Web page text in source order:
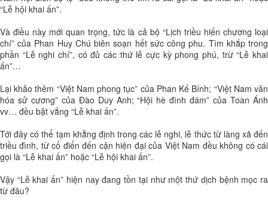
“Lễ hội khai ấn”.
Và điều này mới quan trọng, tức là cả bộ “Lịch triều hiến chương loại
chí” của Phan Huy Chú biên soạn hết sức công phu. Tìm khắp trong
phần “Lễ nghi chí”, có đủ các thứ lễ cực kỳ phong phú, trừ “Lễ khai
ấn”…
Lại khảo thêm “Việt Nam phong tục” của Phan Kế Bính; “Việt Nam văn
hóa sử cương” của Đào Duy Anh; “Hội hè đình đám” của Toan Ánh
vv… đều bặt vắng “Lễ khai ấn”.
Tới đây có thể tạm khẳng định trong các lễ nghi, lễ thức từ làng xã đến
triều đình, từ cổ điển đến cận hiện đại của Việt Nam đều không có cái
gọi là “Lễ khai ấn” hoặc “Lễ hội khai ấn”.
Vậy “Lễ khai ấn” hiện nay đang tồn tại như một thứ dịch bệnh mọc ra
từ đâu?